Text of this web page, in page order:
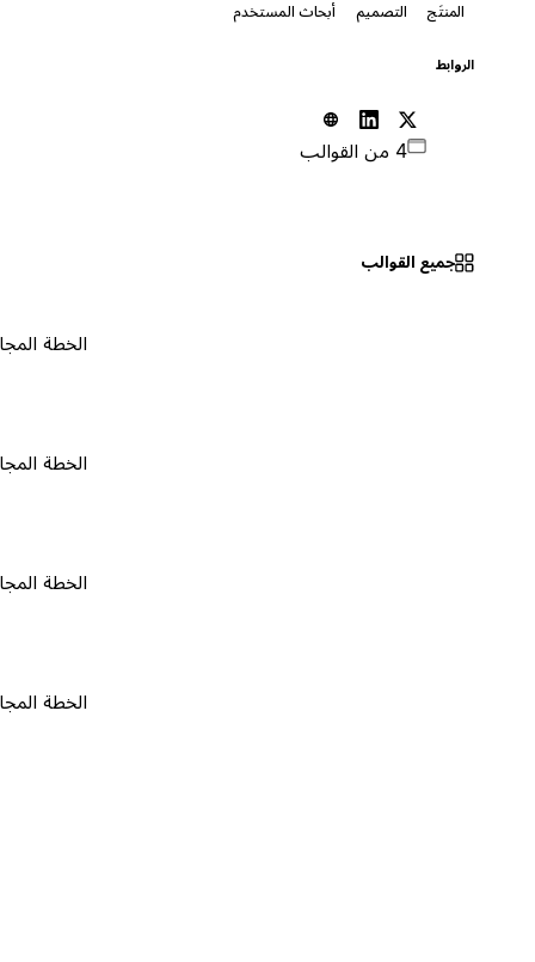
التصميم أبحاث المستخدم
جميع القوالب
الخطة المجانية ٠
الخطة المجانية ٠
الخطة المجانية ٠
الخطة المجانية ٠